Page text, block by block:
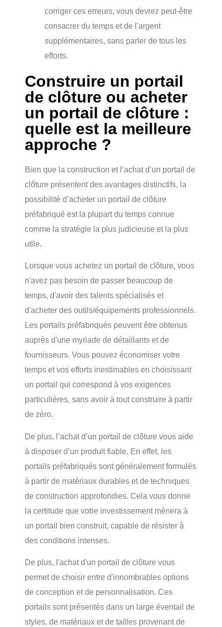
corriger ces erreurs, vous devrez peut-être
consacrer du temps et de l'argent
supplémentaires, sans parler de tous les
efforts.
Construire un portail
de clôture ou acheter
un portail de clôture :
quelle est la meilleure
approche ?
Bien que la construction et l’achat d’un portail de
clôture présentent des avantages distinctifs, la
possibilité d’acheter un portail de clôture
préfabriqué est la plupart du temps connue
comme la stratégie la plus judicieuse et la plus
utile.
Lorsque vous achetez un portail de clôture, vous
n'avez pas besoin de passer beaucoup de
temps, d'avoir des talents spécialisés et
d'acheter des outils/équipements professionnels.
Les portails préfabriqués peuvent être obtenus
auprès d'une myriade de détaillants et de
fournisseurs. Vous pouvez économiser votre
temps et vos efforts inestimables en choisissant
un portail qui correspond à vos exigences
particulières, sans avoir à tout construire à partir
de zéro.
De plus, l’achat d’un portail de clôture vous aide
à disposer d’un produit fiable. En effet, les
portails préfabriqués sont généralement formulés
à partir de matériaux durables et de techniques
de construction approfondies. Cela vous donne
la certitude que votre investissement mènera à
un portail bien construit, capable de résister à
des conditions intenses.
De plus, l'achat d'un portail de clôture vous
permet de choisir entre d'innombrables options
de conception et de personnalisation. Ces
portails sont présentés dans un large éventail de
styles, de matériaux et de tailles provenant de